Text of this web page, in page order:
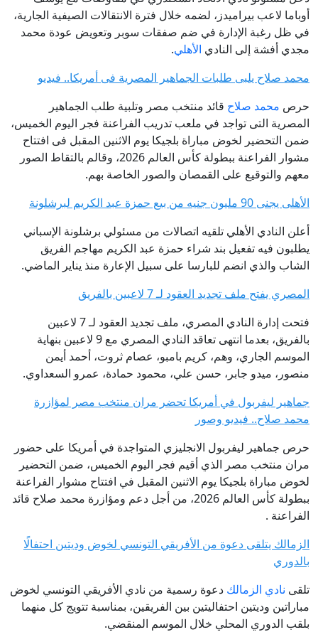
أوباما لاعب بيراميدز، لضمه خلال فترة الانتقالات الصيفية الجارية،
في ظل رغبة الإدارة في ضم صفقات سوبر وتعويض عودة محمد
مجدي أفشة إلى النادي الأهلي.
محمد صلاح يلبى طلبات الجماهير المصرية فى أمريكا.. فيديو
حرص محمد صلاح قائد منتخب مصر وتلبية طلب الجماهير
المصرية التى تواجد في ملعب تدريب الفراعنة فجر اليوم الخميس،
ضمن التحضير لخوض مباراة بلجيكا يوم الاثنين المقبل فى افتتاح
مشوار الفراعنة ببطولة كأس العالم 2026، وقالم بالتقاط الصور
معهم والتوقيع على القمصان والصور الخاصة بهم.
الأهلى يجنى 90 مليون جنيه من بيع حمزة عبد الكريم لبرشلونة
أعلن النادي الأهلي تلقيه اتصالات من مسئولي برشلونة الإسباني
يطلبون فيه تفعيل بند شراء حمزة عبد الكريم مهاجم الفريق
الشاب والذي انضم للبارسا على سبيل الإعارة منذ يناير الماضي.
المصري يفتح ملف تجديد العقود لـ 7 لاعبين بالفريق
فتحت إدارة النادي المصري، ملف تجديد العقود لـ 7 لاعبين
بالفريق، بعدما انتهى تعاقد النادي المصري مع 9 لاعبين بنهاية
الموسم الجاري، وهم، كريم بامبو، عصام ثروت، أحمد أيمن
منصور، ميدو جابر، حسن علي، محمود حمادة، عمرو السعداوي.
جماهير ليفربول في أمريكا تحضر مران منتخب مصر لمؤازرة
محمد صلاح.. فيديو وصور
حرص جماهير ليفربول الانجليزي المتواجدة في أمريكا على حضور
مران منتخب مصر الذي أقيم فجر اليوم الخميس، ضمن التحضير
لخوض مباراة بلجيكا يوم الاثنين المقبل في افتتاح مشوار الفراعنة
ببطولة كأس العالم 2026، من أجل دعم ومؤازرة محمد صلاح قائد
الفراعنة .
الزمالك يتلقى دعوة من الأفريقي التونسي لخوض وديتين احتفالًا
بالدوري
تلقى نادي الزمالك دعوة رسمية من نادي الأفريقي التونسي لخوض
مباراتين وديتين احتفاليتين بين الفريقين، بمناسبة تتويج كل منهما
بلقب الدوري المحلي خلال الموسم المنقضي.